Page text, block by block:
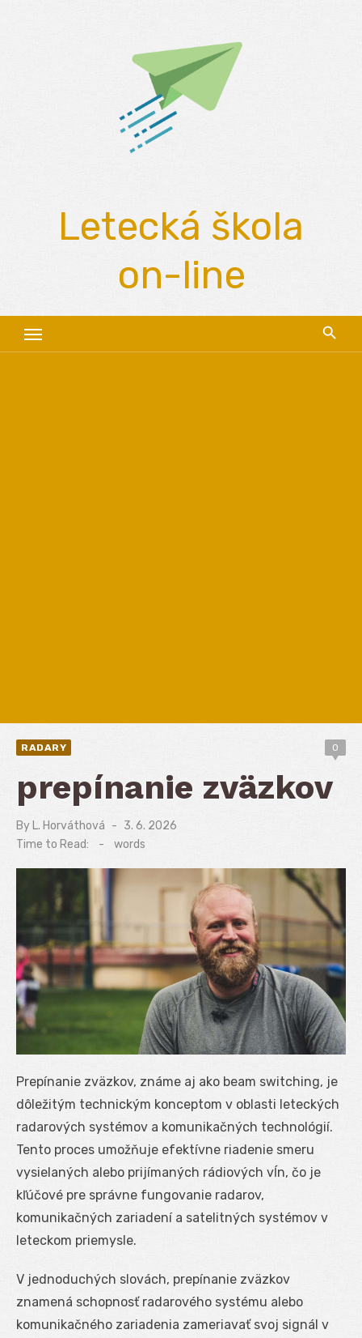
Letecká škola
on-line
RADARY 0
prepínanie zväzkov
By L. Horváthová
Posted
on
3. 6. 2026
Time to Read:
- words
Prepínanie zväzkov, známe aj ako beam switching, je
dôležitým technickým konceptom v oblasti leteckých
radarových systémov a komunikačných technológií.
Tento proces umožňuje efektívne riadenie smeru
vysielaných alebo prijímaných rádiových vĺn, čo je
kľúčové pre správne fungovanie radarov,
komunikačných zariadení a satelitných systémov v
leteckom priemysle.
V jednoduchých slovách, prepínanie zväzkov
znamená schopnosť radarového systému alebo
komunikačného zariadenia zameriavať svoj signál v